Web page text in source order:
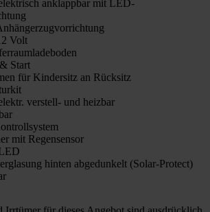
anklappbar mit LED-
Volt
Start
für Kindersitz an Rücksitz
verstell- und heizbar
mit Regensensor
hinten abgedunkelt (Solar-Protect)